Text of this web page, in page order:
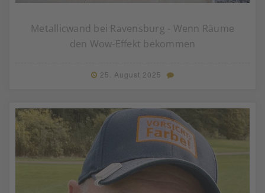
Metallicwand bei Ravensburg - Wenn Räume
den Wow-Effekt bekommen
25. August 2025